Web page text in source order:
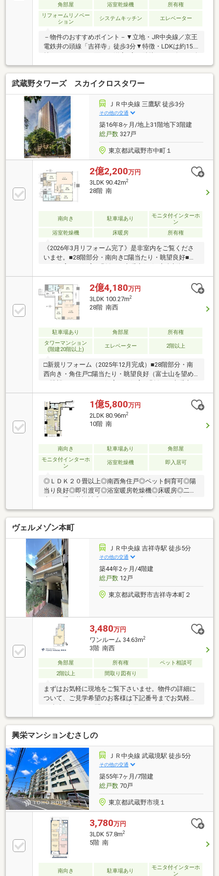
メラ マルチメディア吉祥寺 約440ｍ・吉祥寺ＰＡＲ
ＣＯ 約480ｍ・東急百貨店 吉祥寺店 約550ｍ・都立
井の頭恩賜公園 約360ｍ
角部屋 浴室乾燥機
所有権
リフォームリノベー
ション
システムキッチン エレベーター
－物件のおすすめポイント－▼立地・JR中央線／京王
電鉄井の頭線「吉祥寺」徒歩3分▼特徴・LDKは約15.5
震補強工事実施済▼設備・食洗機・浄水器・浴室乾燥
機・二重サッシ▼2012年9月室内リフォーム履歴【交
換】キッチン、UB、洗面化粧台、トイレ、給湯器、給
水管、排水管【張替】壁紙、フローリング▼周辺環
境・リコス吉祥寺2丁目店 徒歩2分(約100m)・井の頭恩
賜公園 徒歩5分(約350m)■ ご希望の住まい探しをお手
伝いします ━━━━━・・・物件の詳細・ご相談はお
気軽にお問い合わせください。
武蔵野タワーズ スカイクロスタワー
ＪＲ中央線 三鷹駅 徒歩3分
その他の交通
築16年8ヶ月/地上31階地下3階建
総戸数327戸
東京都武蔵野市中町１
2億2,200万円
3LDK 90.42m2
28階 南
南向き 駐車場あり
モニタ付インターホ
ン
浴室乾燥機
床暖房 所有権
《2026年3月リフォーム完了》是非室内をご覧くださ
いませ。■28階部分・南向き□陽当たり・眺望良好■ペ
ベーション工事住戸■LDはビルトインエアコンとなっ
ている為、 圧迫感がありません□ディスポーザー■食
洗器□浄水器一体型水栓■24時間有人管理□コンシェル
ジュサービス☆オススメポイント満載のタワーです。
その他詳細は下記リンク先「ノムコム」でご確認して
2億4,180万円
3LDK 100.27m2
28階 南西
駐車場あり 角部屋
所有権
タワーマンション
(階建20階以上)
エレベーター 2階以上
□新規リフォーム（2025年12月完成）■28階部分・南
西向き・角住戸□陽当たり・眺望良好（富士山を望め
(LD・寝室部分)■浴室換気乾燥機□キッチンに窓あり
■LDはビルトインエアコンとなっている為、 圧迫感
がありません□ディスポーザー■食洗器□浄水器一体型
水栓■24時間有人管理□コンシェルジュサービス☆オス
スメポイント満載のタワーです。その他詳細は下記リ
ンク先「ノムコム」でご確認して頂けます。
1億5,800万円
2LDK 80.96m2
10階 南
南向き 駐車場あり
角部屋
モニタ付インターホ
ン
浴室乾燥機 即入居可
◎ＬＤＫ２０畳以上◎南西角住戸◎ペット飼育可◎陽
当り良好◎即引渡可◎浴室暖房乾燥機◎床暖房◎二重
◎24時間友人管理◎セキュリティ充実※写真加工で家
具や荷物を消しております。※売主様は居住中のた
め、内見時には家具や荷物があります。
ヴェルメゾン本町
ＪＲ中央線 吉祥寺駅 徒歩5分
その他の交通
築44年2ヶ月/4階建
総戸数12戸
東京都武蔵野市吉祥寺本町２
3,480万円
ワンルーム 34.63m2
3階 南西
角部屋 所有権
ペット相談可
2階以上
間取り図有り
まずはお気軽に現地をご覧下さいませ。物件の詳細に
ついて、ご見学希望のお客様は下記番号までお気軽に
【0120-104-132】
興栄マンションむさしの
ＪＲ中央線 武蔵境駅 徒歩5分
その他の交通
築55年7ヶ月/7階建
総戸数70戸
東京都武蔵野市境１
3,780万円
3LDK 57.8m2
5階 南
南向き 駐車場あり
モニタ付インターホ
ン